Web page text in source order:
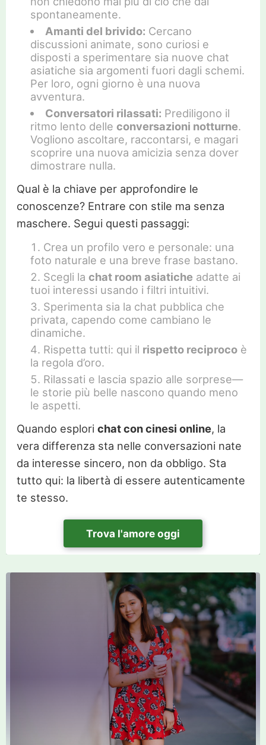
spontaneamente.
Amanti del brivido: Cercano
discussioni animate, sono curiosi e
disposti a sperimentare sia nuove chat
asiatiche sia argomenti fuori dagli schemi.
Per loro, ogni giorno è una nuova
avventura.
Conversatori rilassati: Prediligono il
ritmo lento delle conversazioni notturne.
Vogliono ascoltare, raccontarsi, e magari
scoprire una nuova amicizia senza dover
dimostrare nulla.
Qual è la chiave per approfondire le
conoscenze? Entrare con stile ma senza
maschere. Segui questi passaggi:
Crea un profilo vero e personale: una
foto naturale e una breve frase bastano.
Scegli la chat room asiatiche adatte ai
tuoi interessi usando i filtri intuitivi.
Sperimenta sia la chat pubblica che
privata, capendo come cambiano le
dinamiche.
Rispetta tutti: qui il rispetto reciprocoè
la regola d’oro.
Rilassati e lascia spazio alle sorprese—
le storie più belle nascono quando meno
le aspetti.
Quando esplori chat con cinesi online, la
vera differenza sta nelle conversazioni nate
da interesse sincero, non da obbligo. Sta
tutto qui: la libertà di essere autenticamente
te stesso.
Trova l'amore oggi